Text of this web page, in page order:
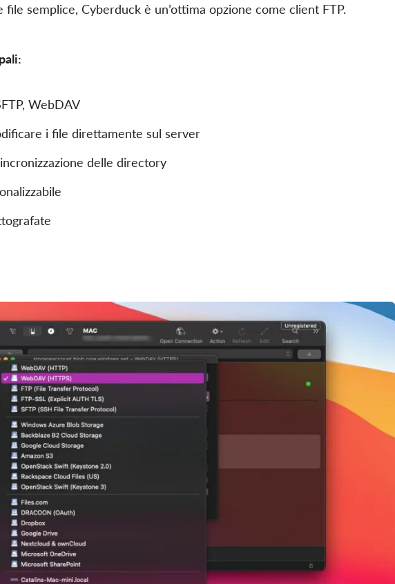
semplice, Cyberduck è un’ottima opzione come client FTP.
WebDAV
i file direttamente sul server
delle directory